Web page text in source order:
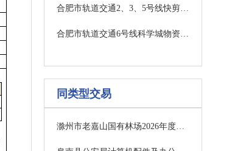
合肥市轨道交通2、3、5号线快剪店业态场地经营权转让（2026-2028年度）竞价公告
合肥市轨道交通6号线科学城物资总库部分库房租赁项目（2026-2029年度）竞价公告
同类型交易
滁州市老嘉山国有林场2026年度省财政林业转移支付资金有害生物防治项目更正公告